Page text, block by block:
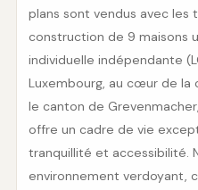
plans sont vendus avec les
construction de 9 maisons
individuelle indépendante
Luxembourg, au cœur de la
le canton de
offre un cadre de vie
tranquillité et accessibilité.
environnement verdoyant,